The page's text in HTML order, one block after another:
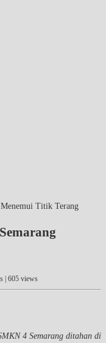
Titik Terang
| 605 views
4 Semarang ditahan di